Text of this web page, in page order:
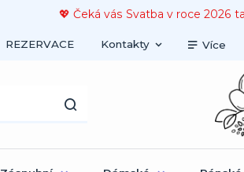
💖 Čeká vás Svatba v roce 2026
REZERVACE Kontakty Více